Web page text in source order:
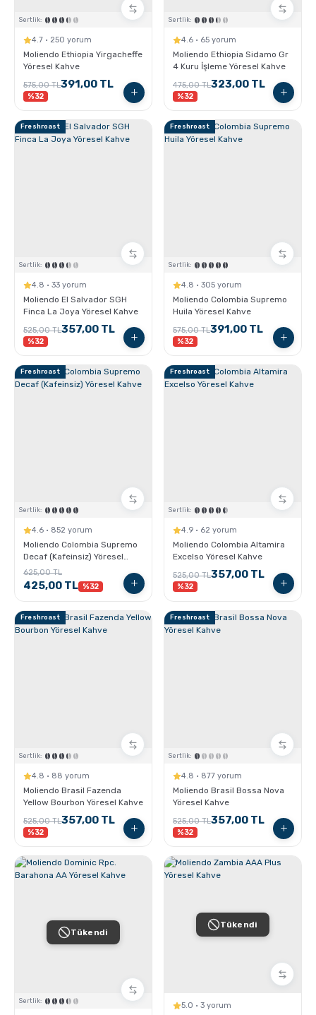
Sertlik:
4.7 · 250 yorum
Moliendo Ethiopia Yirgacheffe
Yöresel Kahve
575,00 TL391,00 TL
%32
Sertlik:
4.6 · 65 yorum
Moliendo Ethiopia Sidamo Gr
4 Kuru İşleme Yöresel Kahve
475,00 TL323,00 TL
%32
Freshroast
Sertlik:
4.8 · 33 yorum
Moliendo El Salvador SGH
Finca La Joya Yöresel Kahve
525,00 TL357,00 TL
%32
Freshroast
Sertlik:
4.8 · 305 yorum
Moliendo Colombia Supremo
Huila Yöresel Kahve
575,00 TL391,00 TL
%32
Freshroast
Sertlik:
4.6 · 852 yorum
Moliendo Colombia Supremo
Decaf (Kafeinsiz) Yöresel
Kahve
625,00 TL
425,00 TL %32
Freshroast
Sertlik:
4.9 · 62 yorum
Moliendo Colombia Altamira
Excelso Yöresel Kahve
525,00 TL357,00 TL
%32
Freshroast
Sertlik:
4.8 · 88 yorum
Moliendo Brasil Fazenda
Yellow Bourbon Yöresel Kahve
525,00 TL357,00 TL
%32
Freshroast
Sertlik:
4.8 · 877 yorum
Moliendo Brasil Bossa Nova
Yöresel Kahve
525,00 TL357,00 TL
%32
Tükendi
Sertlik:
Tükendi
5.0 · 3 yorum